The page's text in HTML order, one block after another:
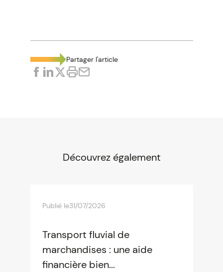
Partager l'article
Découvrez également
Publié le31/07/2026
Transport fluvial de
marchandises : une aide
financière bien...